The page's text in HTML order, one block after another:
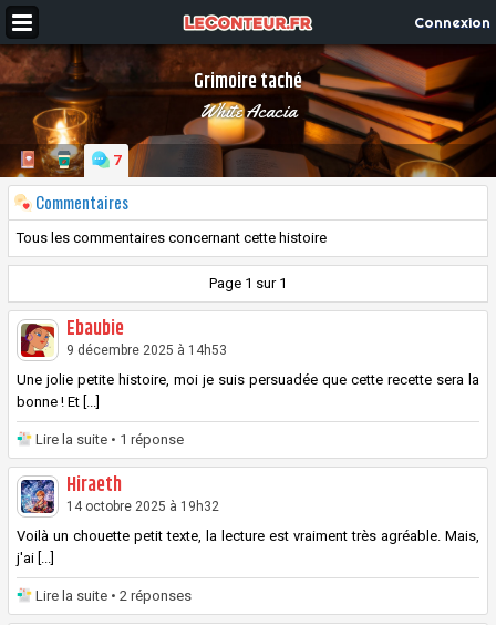
Connexion
Grimoire taché
White Acacia
7
Commentaires
Tous les commentaires concernant cette histoire
Page 1 sur 1
Ebaubie
9 décembre 2025 à 14h53
Une jolie petite histoire, moi je suis persuadée que cette recette sera la
bonne ! Et [...]
Lire la suite • 1 réponse
Hiraeth
14 octobre 2025 à 19h32
Voilà un chouette petit texte, la lecture est vraiment très agréable. Mais,
j'ai [...]
Lire la suite • 2 réponses